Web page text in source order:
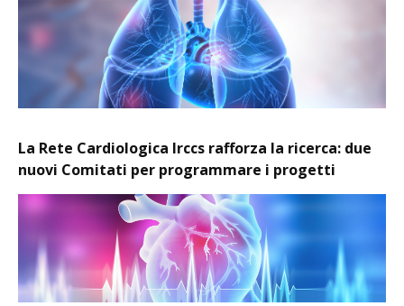
La Rete Cardiologica Irccs rafforza la ricerca: due
nuovi Comitati per programmare i progetti